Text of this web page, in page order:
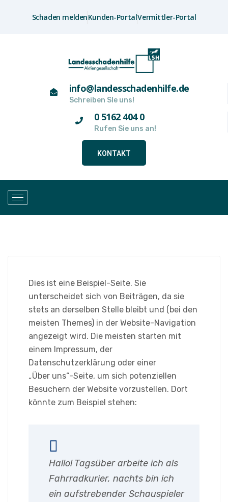
Schaden meldenKunden-PortalVermittler-Portal
info@landesschadenhilfe.de
Schreiben SIe uns!
0 5162 404 0
Rufen Sie uns an!
KONTAKT
Dies ist eine Beispiel-Seite. Sie
unterscheidet sich von Beiträgen, da sie
stets an derselben Stelle bleibt und (bei den
meisten Themes) in der Website-Navigation
angezeigt wird. Die meisten starten mit
einem Impressum, der
Datenschutzerklärung oder einer
„Über uns“-Seite, um sich potenziellen
Besuchern der Website vorzustellen. Dort
könnte zum Beispiel stehen:
Hallo! Tagsüber arbeite ich als
Fahrradkurier, nachts bin ich
ein aufstrebender Schauspieler